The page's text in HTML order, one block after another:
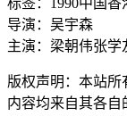
标签： 1990中国香
导演： 吴宇森
主演： 梁朝伟张学
版权声明：本站所
内容均来自其各